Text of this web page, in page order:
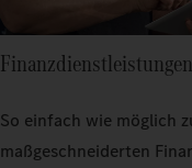
Finanzdienstleistungen
So einfach wie möglich
maßgeschneiderten